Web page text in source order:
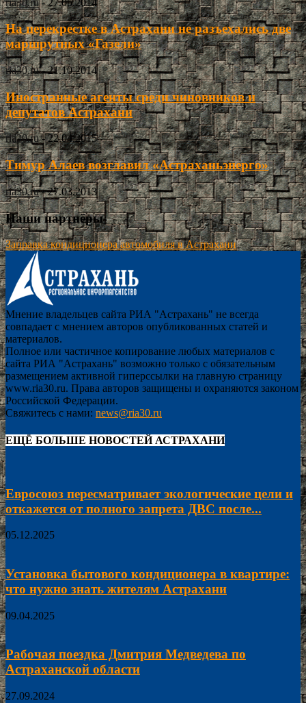
На перекрестке в Астрахани не разъехались две
маршрутных «Газели»
ria30.ru - 21.10.2014
Иностранные агенты среди чиновников и
депутатов Астрахани
ria30.ru - 22.04.2015
Тимур Алаев возглавил «Астраханьэнерго»
ria30.ru - 27.03.2013
Наши партнёры
Заправка кондиционера автомобиля в Астрахани
Мнение владельцев сайта РИА "Астрахань" не всегда
совпадает с мнением авторов опубликованных статей и
материалов.
Полное или частичное копирование любых материалов с
сайта РИА "Астрахань" возможно только с обязательным
размещением активной гиперссылки на главную страницу
www.ria30.ru. Права авторов защищены и охраняются законом
Российской Федерации.
Свяжитесь с нами: news@ria30.ru
ЕЩЁ БОЛЬШЕ НОВОСТЕЙ АСТРАХАНИ
Евросоюз пересматривает экологические цели и
откажется от полного запрета ДВС после...
05.12.2025
Установка бытового кондиционера в квартире:
что нужно знать жителям Астрахани
09.04.2025
Рабочая поездка Дмитрия Медведева по
Астраханской области
27.09.2024